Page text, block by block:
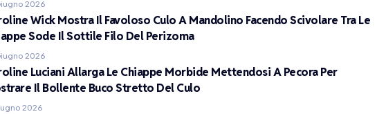
2026
Wick Mostra Il Favoloso Culo A Mandolino Facendo Scivolare Tra Le
Sode Il Sottile Filo Del Perizoma
2026
Luciani Allarga Le Chiappe Morbide Mettendosi A Pecora Per
Il Bollente Buco Stretto Del Culo
2026